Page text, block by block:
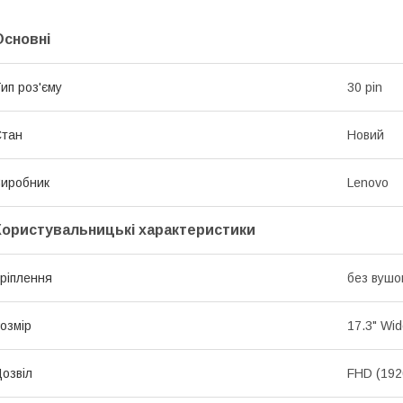
роз'єму 30 pin
Новий
Lenovo
характеристики
без
17.3"
FHD